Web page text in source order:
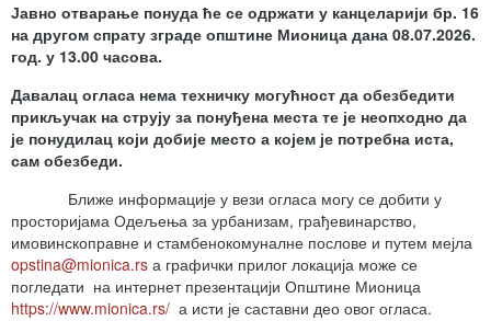
Јавно отварање понуда ће се одржати у канцеларији бр. 16
на другом спрату зграде општине Мионица дана 08.07.2026.
год. у 13.00 часова.
Давалац огласа нема техничку могућност да обезбедити
прикључак на струју за понуђена места те је неопходно да
је понудилац који добије место а којем је потребна иста,
сам обезбеди.
Ближе информације у вези огласа могу се добити у
просторијама Одељења за урбанизам, грађевинарство,
имовинскоправне и стамбенокомуналне послове и путем мејла
opstina@mionica.rs а графички прилог локација може се
погледати на интернет презентацији Општине Мионица
https://www.mionica.rs/ а исти је саставни део овог огласа.